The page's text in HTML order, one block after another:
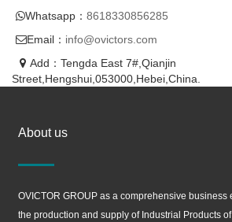
Whatsapp： 8618330856285
Email： info@ovictors.com
Add：Tengda East 7#,Qianjin
Street,Hengshui,053000,Hebei,China.
About us
OVICTOR GROUP as a comprehensive business
the production and supply of Industrial Products